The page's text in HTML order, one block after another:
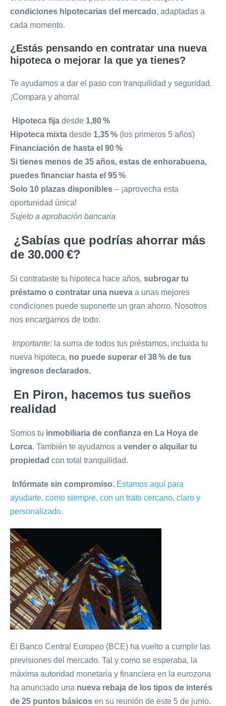
condiciones hipotecarias del mercado, adaptadas a
cada momento.
¿Estás pensando en contratar una nueva
hipoteca o mejorar la que ya tienes?
Te ayudamos a dar el paso con tranquilidad y seguridad.
¡Compara y ahorra!
Hipoteca fija desde 1,80 %
Hipoteca mixta desde 1,35 % (los primeros 5 años)
Financiación de hasta el 90 %
Si tienes menos de 35 años, estas de enhorabuena,
puedes financiar hasta el 95 %
Solo 10 plazas disponibles – ¡aprovecha esta
oportunidad única!
Sujeto a aprobación bancaria
¿Sabías que podrías ahorrar más
de 30.000 €?
Si contrataste tu hipoteca hace años, subrogar tu
préstamo o contratar una nueva a unas mejores
condiciones puede suponerte un gran ahorro. Nosotros
nos encargamos de todo.
Importante: la suma de todos tus préstamos, incluida tu
nueva hipoteca, no puede superar el 38 % de tus
ingresos declarados.
En Piron, hacemos tus sueños
realidad
Somos tu inmobiliaria de confianza en La Hoya de
Lorca. También te ayudamos a vender o alquilar tu
propiedad con total tranquilidad.
Infórmate sin compromiso. Estamos aquí para
ayudarte, como siempre, con un trato cercano, claro y
personalizado.
El Banco Central Europeo (BCE) ha vuelto a cumplir las
previsiones del mercado. Tal y como se esperaba, la
máxima autoridad monetaria y financiera en la eurozona
ha anunciado una nueva rebaja de los tipos de interés
de 25 puntos básicos en su reunión de este 5 de junio.